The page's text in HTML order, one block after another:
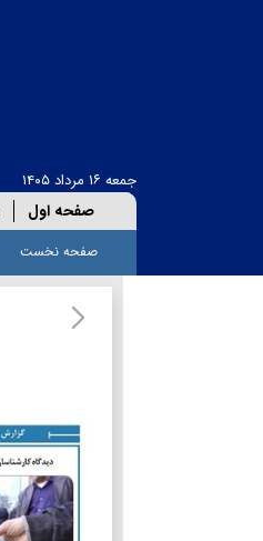
جمعه ۱۶ مرداد ۱۴۰۵
صفحه اول
صفحه نخست